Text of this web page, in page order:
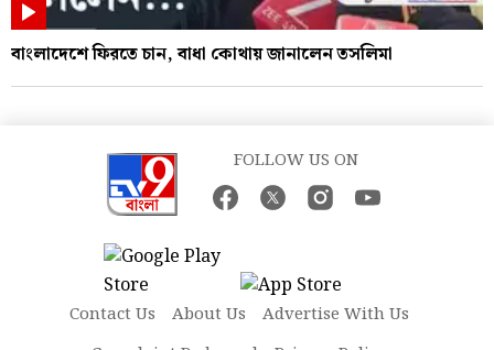
বাংলাদেশে ফিরতে চান, বাধা কোথায় জানালেন তসলিমা
FOLLOW US ON
Contact Us About Us
Advertise With Us